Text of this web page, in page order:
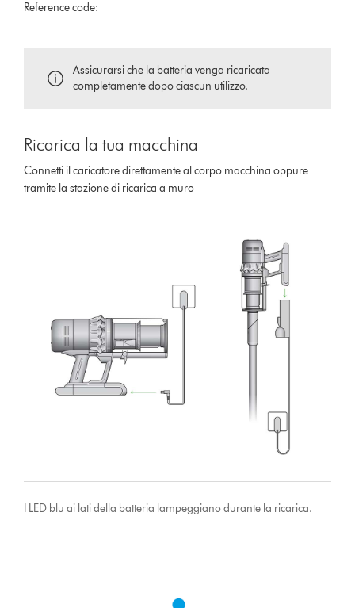
Reference code:
Assicurarsi che la batteria venga ricaricata
completamente dopo ciascun utilizzo.
Ricarica la tua macchina
Connetti il caricatore direttamente al corpo macchina oppure
tramite la stazione di ricarica a muro
I LED blu ai lati della batteria lampeggiano durante la ricarica.